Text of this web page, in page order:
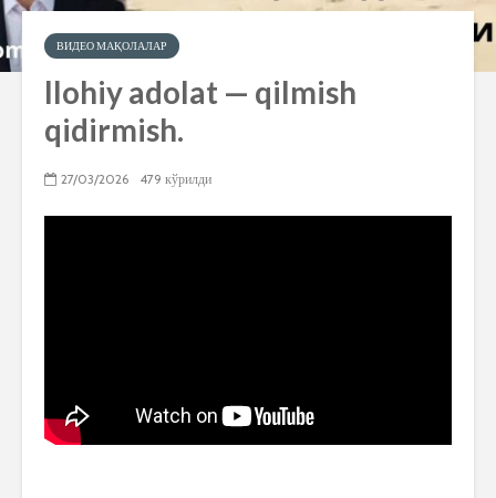
ВИДЕО МАҚОЛАЛАР
Ilohiy adolat — qilmish
qidirmish.
27/03/2026 479 кўрилди